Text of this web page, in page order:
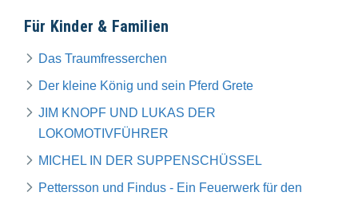
Für Kinder & Familien
Das Traumfresserchen
Der kleine König und sein Pferd Grete
JIM KNOPF UND LUKAS DER
LOKOMOTIVFÜHRER
MICHEL IN DER SUPPENSCHÜSSEL
Pettersson und Findus - Ein Feuerwerk für den